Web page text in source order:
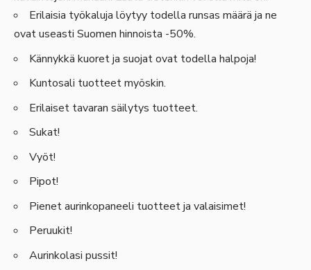
Erilaisia työkaluja löytyy todella runsas määrä ja ne
ovat useasti Suomen hinnoista -50%.
Kännykkä kuoret ja suojat ovat todella halpoja!
Kuntosali tuotteet myöskin.
Erilaiset tavaran säilytys tuotteet.
Sukat!
Vyöt!
Pipot!
Pienet aurinkopaneeli tuotteet ja valaisimet!
Peruukit!
Aurinkolasi pussit!